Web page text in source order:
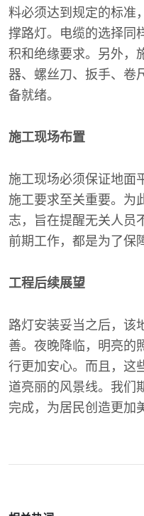
料必须达到规定的标准
撑路灯。电缆的选择同
积和绝缘要求。另外，
器、螺丝刀、扳手、卷
备就绪。
施工现场布置
施工现场必须保证地面
施工要求至关重要。为
志，旨在提醒无关人员
前期工作，都是为了保
工程后续展望
路灯安装妥当之后，该
善。夜晚降临，明亮的
行更加安心。而且，这
道亮丽的风景线。我们
完成，为居民创造更加